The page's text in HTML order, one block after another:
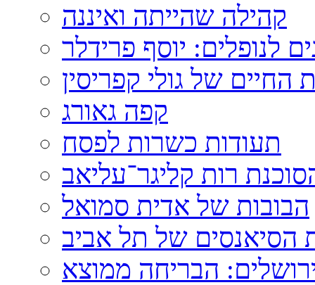
קהילה שהייתה ואיננה
לנופלים: יוסף פרידלר
החיים של גולי קפריסין
קפה גאורג
תעודות כשרות לפסח
רות קליגר־עליאב
הבובות של אדית סמואל
של תל אביב
הבריחה ממוצא